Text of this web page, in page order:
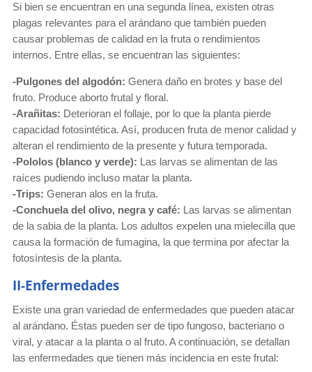
Si bien se encuentran en una segunda línea, existen otras
plagas relevantes para el arándano que también pueden
causar problemas de calidad en la fruta o rendimientos
internos. Entre ellas, se encuentran las siguientes:
-Pulgones del algodón: Genera daño en brotes y base del
fruto. Produce aborto frutal y floral.
-Arañitas: Deterioran el follaje, por lo que la planta pierde
capacidad fotosintética. Así, producen fruta de menor calidad y
alteran el rendimiento de la presente y futura temporada.
-Pololos (blanco y verde): Las larvas se alimentan de las
raíces pudiendo incluso matar la planta.
-Trips: Generan alos en la fruta.
-Conchuela del olivo, negra y café: Las larvas se alimentan
de la sabia de la planta. Los adultos expelen una mielecilla que
causa la formación de fumagina, la que termina por afectar la
fotosíntesis de la planta.
II-Enfermedades
Existe una gran variedad de enfermedades que pueden atacar
al arándano. Éstas pueden ser de tipo fungoso, bacteriano o
viral, y atacar a la planta o al fruto. A continuación, se detallan
las enfermedades que tienen más incidencia en este frutal: